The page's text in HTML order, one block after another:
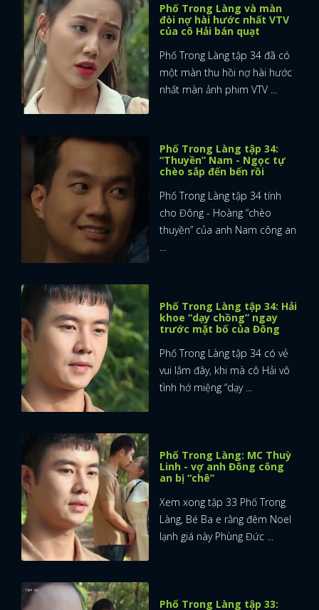
ĐĂNG NHẬP
Phố Trong Làng và màn
đòi nợ hài hước nhất VTV
của cô Hải bán quạt
Phố Trong Làng tập 34 đã có
một màn thu hồi nợ hài hước
nhất màn ảnh phim VTV ...
Phố Trong Làng tập 34:
“Thuyền” Nam - Ngọc tự
chèo sắp đến bến rồi
Phố Trong Làng tập 34 tính
cho Đông - Hoàng “chèo
thuyền” của anh Nam công an
Phố Trong Làng tập 34: Hải
khoe “dạy chồng” ngay
trước mặt bố của Đông
Phố Trong Làng tập 34 có vẻ
vui lắm đây, khi mà cô Hải vô
tình hớ miệng “dạy ...
Phố Trong Làng: MC Thuỳ
Linh - vợ anh Đông công
an bị “chê”
Xem xong tập 33 Phố Trong
Làng, Bé Ba e rằng đêm Noel
lạnh giá này Phùng Đức ...
Phố Trong Làng tập 33: